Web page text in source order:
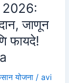
2026:
जाणून
फायदे!
योजना / avi